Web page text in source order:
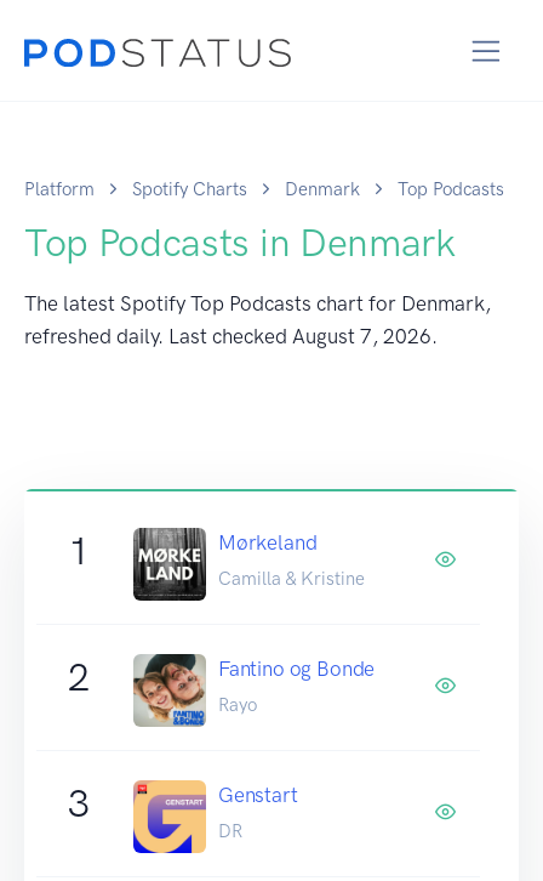
Platform Spotify Charts Denmark Top Podcasts
Top Podcasts in Denmark
The latest Spotify Top Podcasts chart for Denmark,
refreshed daily. Last checked August 7, 2026.
1 Mørkeland
Camilla & Kristine
2 Fantino og Bonde
Rayo
3 Genstart
DR